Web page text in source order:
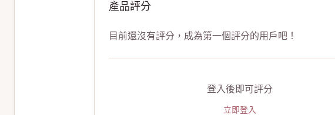
產品評分
目前還沒有評分，成為第一個評分的用戶吧！
登入後即可評分
立即登入